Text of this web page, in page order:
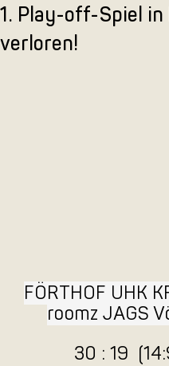
1. Play-off-Spiel in
verloren!
FÖRTHOF UHK
roomz JAGS
30 : 19